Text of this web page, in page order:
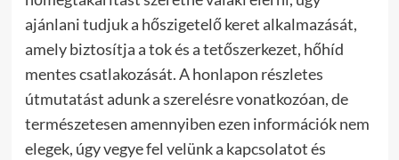
ajánlani tudjuk a hőszigetelő keret alkalmazását,
amely biztosítja a tok és a tetőszerkezet, hőhíd
mentes csatlakozását. A honlapon részletes
útmutatást adunk a szerelésre vonatkozóan, de
természetesen amennyiben ezen információk nem
elegek, úgy vegye fel velünk a kapcsolatot és